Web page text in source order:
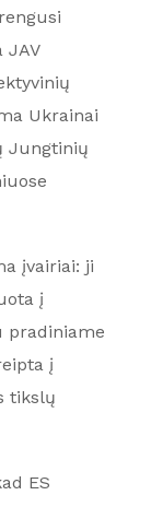
JAV
Ukrainai
Jungtinių
įvairiai: ji
į
pradiniame
į
tikslų
ES